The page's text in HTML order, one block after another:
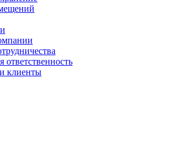
ответственность
клиенты